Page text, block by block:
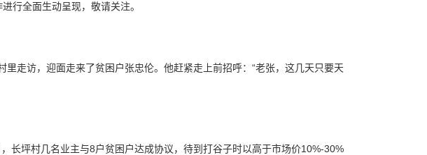
行全面生动呈现，敬请关注。
访，迎面走来了贫困户张忠伦。他赶紧走上前招呼：“老张，这几天只要天
坪村几名业主与8户贫困户达成协议，待到打谷子时以高于市场价10%-30%